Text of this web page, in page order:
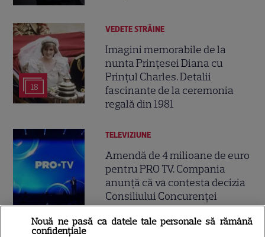
18
VEDETE STRĂINE
Imagini memorabile de la
nunta Prințesei Diana cu
Prințul Charles. Detalii
fascinante de la ceremonia
regală din 1981
TELEVIZIUNE
Amendă de 4 milioane de euro
pentru PRO TV. Compania
anunță că va contesta decizia
Consiliului Concurenței
Nouă ne pasă ca datele tale personale să rămână
confidențiale